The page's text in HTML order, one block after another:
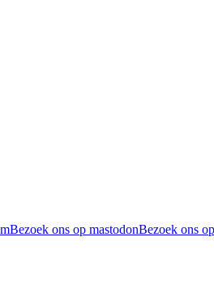
Bezoek ons op mastodonBezoek ons